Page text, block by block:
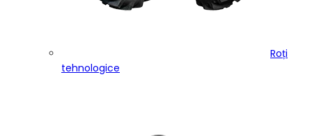
Roți
tehnologice